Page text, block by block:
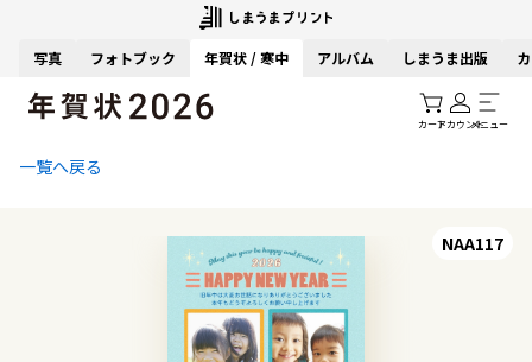
写真 フォトブック 年賀状 / 寒中 アルバム しまうま出版
カートアカウントメニュー
一覧へ戻る
NAA117